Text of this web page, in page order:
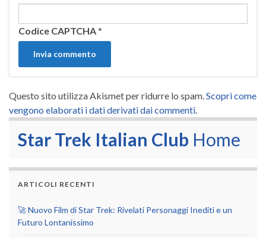
Codice CAPTCHA*
Questo sito utilizza Akismet per ridurre lo spam.Scopri come
vengono elaborati i dati derivati dai commenti.
Star Trek Italian Club Home
ARTICOLI RECENTI
🚀 Nuovo Film di Star Trek: Rivelati Personaggi Inediti e un
Futuro Lontanissimo